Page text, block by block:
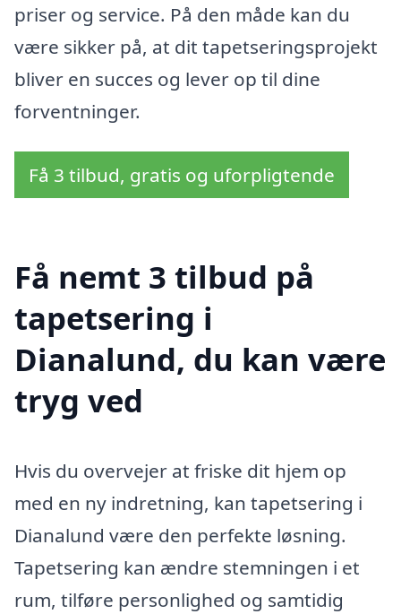
priser og service. På den måde kan du
være sikker på, at dit tapetseringsprojekt
bliver en succes og lever op til dine
forventninger.
Få 3 tilbud, gratis og uforpligtende
Få nemt 3 tilbud på
tapetsering i
Dianalund, du kan være
tryg ved
Hvis du overvejer at friske dit hjem op
med en ny indretning, kan tapetsering i
Dianalund være den perfekte løsning.
Tapetsering kan ændre stemningen i et
rum, tilføre personlighed og samtidig